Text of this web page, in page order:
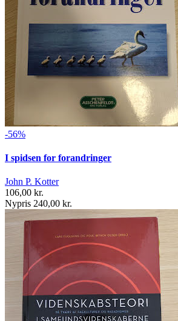
-56%
I spidsen for forandringer
John P. Kotter
106,00 kr.
Nypris 240,00 kr.